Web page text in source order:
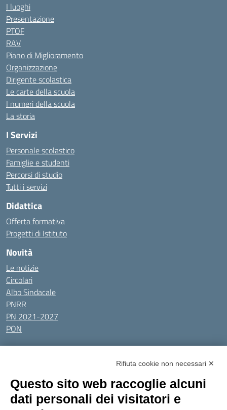
I luoghi
Presentazione
PTOF
RAV
Piano di Miglioramento
Organizzazione
Dirigente scolastica
Le carte della scuola
I numeri della scuola
La storia
I Servizi
Personale scolastico
Famiglie e studenti
Percorsi di studio
Tutti i servizi
Didattica
Offerta formativa
Progetti di Istituto
Novità
Le notizie
Circolari
Albo Sindacale
PNRR
PN 2021-2027
PON
Tutti gli argomenti
Amministrazione Trasparente
Privacy Policy
Dichiarazione di accessibilitàObiettivi di accessibilità
Rifiuta cookie non necessari ✕
Questo sito web raccoglie alcuni
dati personali dei visitatori e